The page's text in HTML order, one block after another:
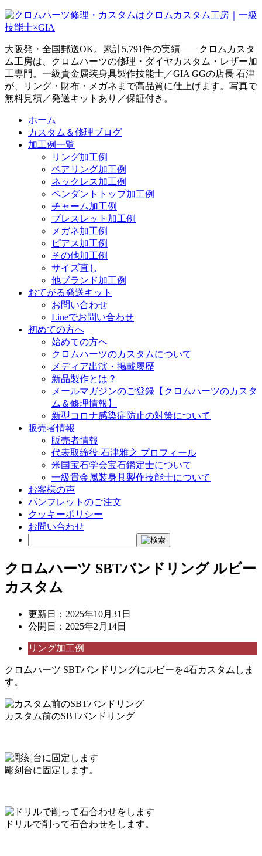
大阪発・全国郵送OK。累計5,791件の実績——クロムカスタ
ム工房は、クロムハーツの修理・ダイヤカスタム・レザー加
工専門。一級貴金属装身具製作技能士／GIA GGの店長 石津
が、リング・財布・メガネまで高品質に仕上げます。写真で
無料見積／発送キットあり／保証付き。
ホーム
カスタム＆修理ブログ
加工例一覧
リング加工例
ペアリング加工例
ネックレス加工例
ペンダントトップ加工例
チャーム加工例
ブレスレット加工例
メガネ加工例
ピアス加工例
その他加工例
サイズ直し
他ブランド加工例
おてがる発送キット
お問い合わせ
Lineでお問い合わせ
初めての方へ
始めての方へ
クロムハーツのカスタムについて
メディア出演・掲載履歴
新品製作とは？
メールマガジンのご登録【クロムハーツのカスタ
ム＆修理情報】
新型コロナ感染症防止の対策について
販売者情報
販売者情報
代表取締役 石津雅之 プロフィール
米国宝石学会宝石鑑定士について
一級貴金属装身具製作技能士について
お客様の声
パンフレットのご注文
クッキーポリシー
お問い合わせ
クロムハーツ SBTバンドリング ルビー
カスタム
更新日： 2025年10月31日
公開日： 2025年2月14日
リング加工例
クロムハーツ SBTバンドリングにルビーを4石カスタムしま
す。
カスタム前のSBTバンドリング
彫刻台に固定します。
ドリルで削って石合わせをします。